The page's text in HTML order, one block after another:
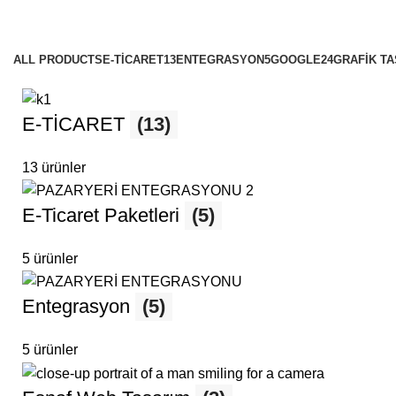
ALL PRODUCTSE-TİCARET13ENTEGRASYON5GOOGLE24GRAFİK
E-TİCARET (13)
13 ürünler
E-Ticaret Paketleri (5)
5 ürünler
Entegrasyon (5)
5 ürünler